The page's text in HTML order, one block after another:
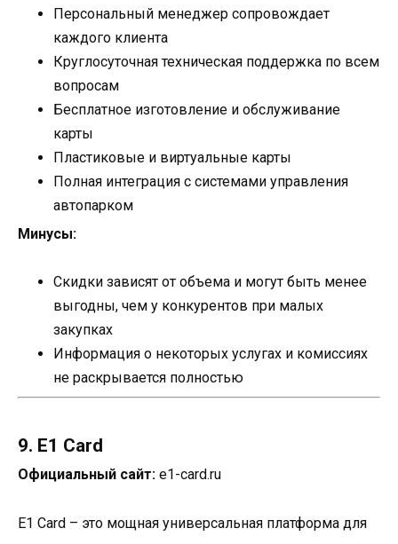
Персональный менеджер сопровождает
каждого клиента
Круглосуточная техническая поддержка по всем
вопросам
Бесплатное изготовление и обслуживание
карты
Пластиковые и виртуальные карты
Полная интеграция с системами управления
автопарком
Минусы:
Скидки зависят от объема и могут быть менее
выгодны, чем у конкурентов при малых
закупках
Информация о некоторых услугах и комиссиях
не раскрывается полностью
9. E1 Card
Официальный сайт: e1-card.ru
E1 Card – это мощная универсальная платформа для